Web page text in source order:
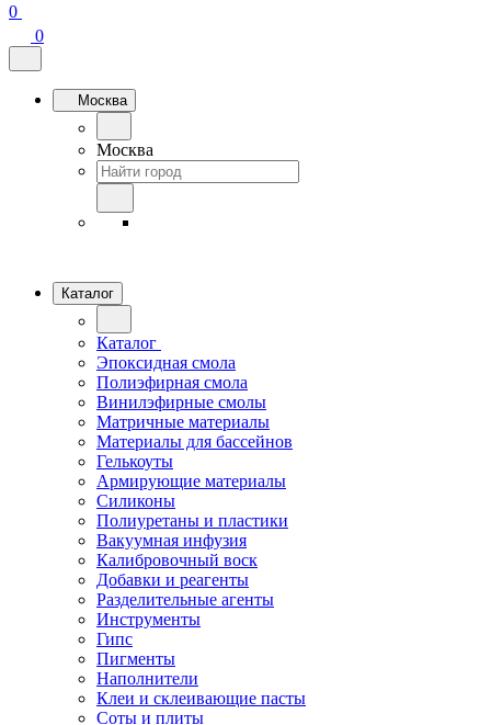
0
0
Москва
Москва
Каталог
Каталог
Эпоксидная смола
Полиэфирная смола
Винилэфирные смолы
Матричные материалы
Материалы для бассейнов
Гелькоуты
Армирующие материалы
Силиконы
Полиуретаны и пластики
Вакуумная инфузия
Калибровочный воск
Добавки и реагенты
Разделительные агенты
Инструменты
Гипс
Пигменты
Наполнители
Клеи и склеивающие пасты
Соты и плиты